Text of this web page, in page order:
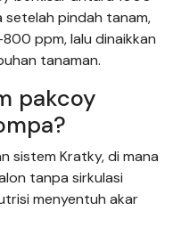
setelah pindah tanam,
ppm, lalu dinaikkan
tanaman.
pakcoy
sistem Kratky, di mana
tanpa sirkulasi
menyentuh akar